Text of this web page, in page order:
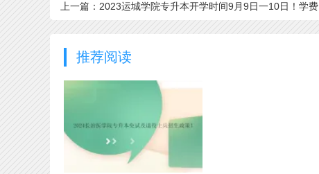
上一篇：2023运城学院专升本开学时间9月9日一10日！学费
4500-6600元/年
推荐阅读